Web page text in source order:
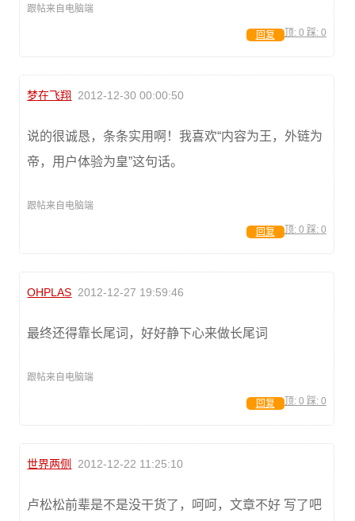
跟帖来自电脑端
顶: 0 踩: 0
回复
梦在飞翔 2012-12-30 00:00:50
说的很诚恳，条条实用啊！我喜欢“内容为王，外链为
帝，用户体验为皇”这句话。
跟帖来自电脑端
顶: 0 踩: 0
回复
OHPLAS 2012-12-27 19:59:46
最终还得靠长尾词，好好静下心来做长尾词
跟帖来自电脑端
顶: 0 踩: 0
回复
世界两侧 2012-12-22 11:25:10
卢松松前辈是不是没干货了，呵呵，文章不好 写了吧